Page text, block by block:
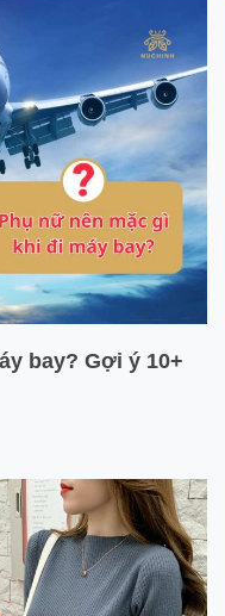
bay? Gợi ý 10+